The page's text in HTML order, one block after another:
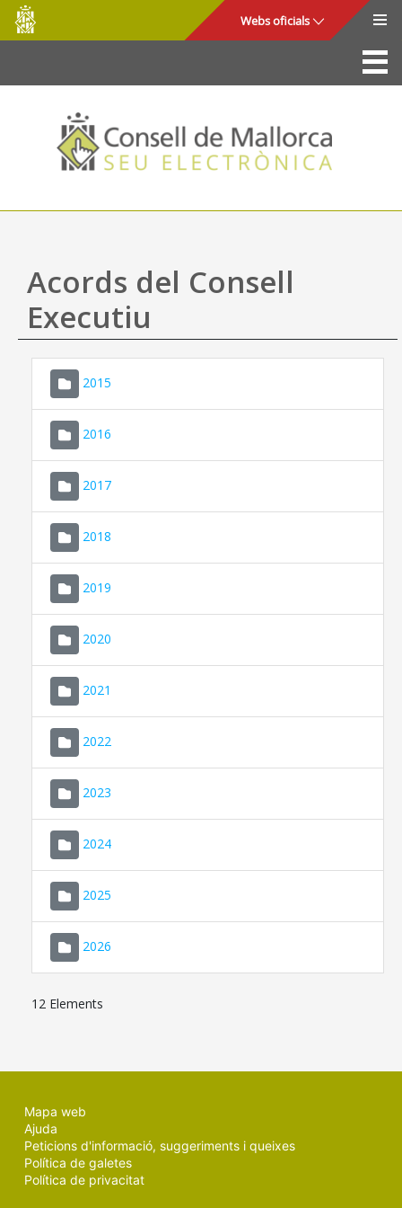
Salta al contingut principal
Consell
de
Mallorca
Webs oficials
La Seu
Consell de Mallorca
Accés i seguretat
Utilitats
Ajuda
Acords del Consell
Executiu
2015
2016
2017
2018
2019
2020
2021
2022
2023
2024
2025
2026
12 Elements
Mapa web
Ajuda
Peticions d'informació, suggeriments i queixes
Política de galetes
Política de privacitat